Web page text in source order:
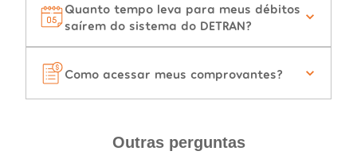
Quanto tempo leva para meus débitos
saírem do sistema do DETRAN?
Como acessar meus comprovantes?
Outras perguntas